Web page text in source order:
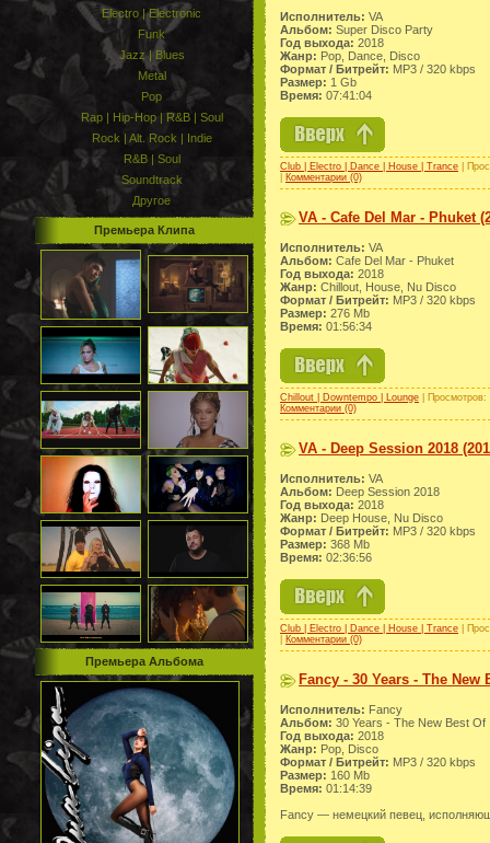
Electro | Electronic
Funk
Jazz | Blues
Metal
Pop
Rap | Hip-Hop | R&B | Soul
Rock | Alt. Rock | Indie
R&B | Soul
Soundtrack
Другое
Премьера Клипа
Премьера Альбома
Исполнитель: VA
Альбом: Super Disco Party
Год выхода: 2018
Жанр: Pop, Dance, Disco
Формат / Битрейт: МР3 / 320 kbps
Размер: 1 Gb
Время: 07:41:04
Club | Electro | Dance | House | Trance |
Комментарии (0)
VA - Cafe Del Mar - Phuket
Исполнитель: VA
Альбом: Cafe Del Mar - Phuket
Год выхода: 2018
Жанр: Chillout, House, Nu Disco
Формат / Битрейт: МР3 / 320 kbps
Размер: 276 Mb
Время: 01:56:34
Chillout | Downtempo | Lounge |
Комментарии (0)
VA - Deep Session 2018
Исполнитель: VA
Альбом: Deep Session 2018
Год выхода: 2018
Жанр: Deep House, Nu Disco
Формат / Битрейт: МР3 / 320 kbps
Размер: 368 Mb
Время: 02:36:56
Club | Electro | Dance | House | Trance |
Комментарии (0)
Fancy - 30 Years - The New
Исполнитель: Fancy
Альбом: 30 Years - The New Best Of
Год выхода: 2018
Жанр: Pop, Disco
Формат / Битрейт: МР3 / 320 kbps
Размер: 160 Mb
Время: 01:14:39
Fancy — немецкий певец,